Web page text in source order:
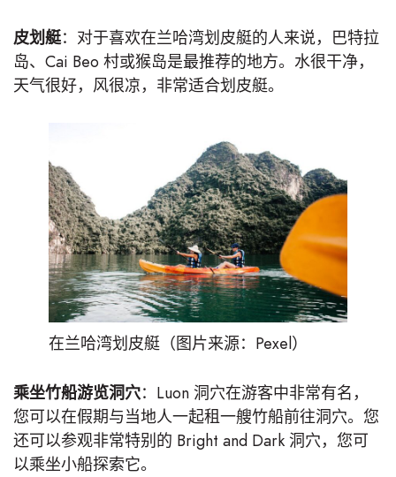
皮划艇：对于喜欢在兰哈湾划皮艇的人来说，巴特拉
岛、Cai Beo 村或猴岛是最推荐的地方。水很干净，
天气很好，风很凉，非常适合划皮艇。
在兰哈湾划皮艇（图片来源：Pexel）
乘坐竹船游览洞穴：Luon 洞穴在游客中非常有名，
您可以在假期与当地人一起租一艘竹船前往洞穴。您
还可以参观非常特别的 Bright and Dark 洞穴，您可
以乘坐小船探索它。